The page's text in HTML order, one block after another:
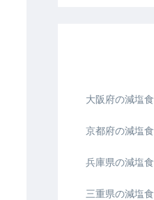
大阪府の減塩食
京都府の減塩食
兵庫県の減塩食
三重県の減塩食